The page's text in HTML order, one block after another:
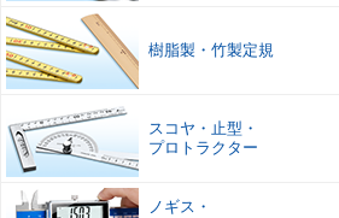
樹脂製 ・ 竹製定規
スコヤ ・ 止型 ・
プロトラクター
ノギス ・